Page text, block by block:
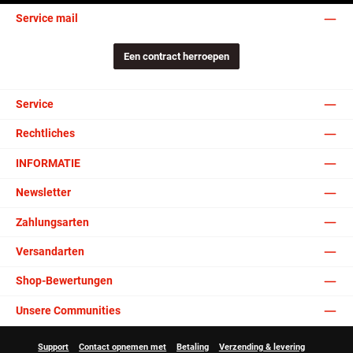
Service mail
Een contract herroepen
Service
Rechtliches
INFORMATIE
Newsletter
Zahlungsarten
Versandarten
Shop-Bewertungen
Unsere Communities
Support Contact opnemen met Betaling Verzending & levering